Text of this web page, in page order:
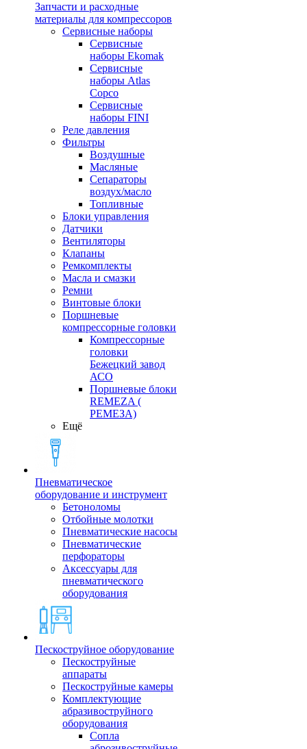
Запчасти и расходные
материалы для компрессоров
Cервисные наборы
Сервисные
наборы Ekomak
Cервисные
наборы Atlas
Copco
Сервисные
наборы FINI
Реле давления
Фильтры
Воздушные
Масляные
Сепараторы
воздух/масло
Топливные
Блоки управления
Датчики
Вентиляторы
Клапаны
Ремкомплекты
Масла и смазки
Ремни
Винтовые блоки
Поршневые
компрессорные головки
Компрессорные
головки
Бежецкий завод
АСО
Поршневые блоки
REMEZA (
РЕМЕЗА)
Ещё
Пневматическое
оборудование и инструмент
Бетоноломы
Отбойные молотки
Пневматические насосы
Пневматические
перфораторы
Аксессуары для
пневматического
оборудования
Пескоструйное оборудование
Пескоструйные
аппараты
Пескоструйные камеры
Комплектующие
абразивоструйного
оборудования
Сопла